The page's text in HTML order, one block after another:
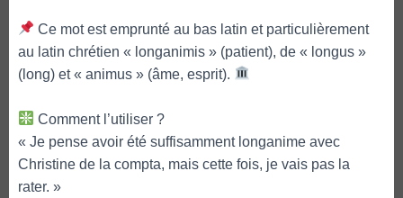
Ce mot est emprunté au bas latin et particulièrement
au latin chrétien « longanimis » (patient), de « longus »
(long) et « animus » (âme, esprit).
Comment l’utiliser ?
« Je pense avoir été suffisamment longanime avec
Christine de la compta, mais cette fois, je vais pas la
rater. »